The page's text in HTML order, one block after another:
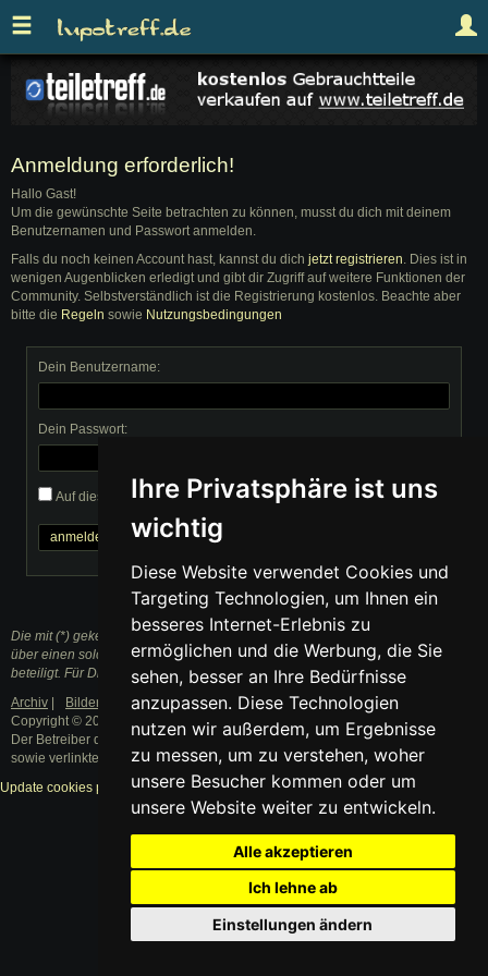
Ihre Privatsphäre ist uns
wichtig
Diese Website verwendet Cookies und
Targeting Technologien, um Ihnen ein
besseres Internet-Erlebnis zu
ermöglichen und die Werbung, die Sie
sehen, besser an Ihre Bedürfnisse
anzupassen. Diese Technologien
nutzen wir außerdem, um Ergebnisse
zu messen, um zu verstehen, woher
unsere Besucher kommen oder um
unsere Website weiter zu entwickeln.
Alle akzeptieren
Ich lehne ab
Einstellungen ändern
Anmeldung erforderlich!
Hallo Gast!
Um die gewünschte Seite betrachten zu können, musst du dich mit deinem
Benutzernamen und Passwort anmelden.
Falls du noch keinen Account hast, kannst du dich jetzt registrieren. Dies ist in
wenigen Augenblicken erledigt und gibt dir Zugriff auf weitere Funktionen der
Community. Selbstverständlich ist die Registrierung kostenlos. Beachte aber
bitte die Regeln sowie Nutzungsbedingungen
Dein Benutzername:
Dein Passwort:
Auf diesem Computer eingeloggt bleiben
Passwort vergessen?
Die mit (*) gekennzeichneten Links sind sogenannte Affiliate Links. Kommt
über einen solchen Link ein Einkauf zustande, werden wir mit einer Provision
beteiligt. Für Dich entstehen dabei keine Mehrkosten.
Archiv
Bilder Datenschutzerklärung|
Impressum
Copyright © 2003 - 2021 · Alle Rechte vorbehalten.
Der Betreiber distanziert sich ausdrücklich von den Inhalten der Forenbeiträge
sowie verlinkter Internetseiten.
Update cookies preferences